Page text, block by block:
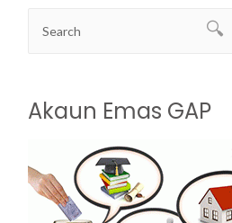
Akaun Emas GAP